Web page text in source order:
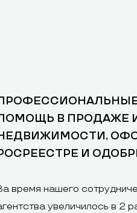
В ПРОДАЖЕ
И
время нашего
увеличилось в 2